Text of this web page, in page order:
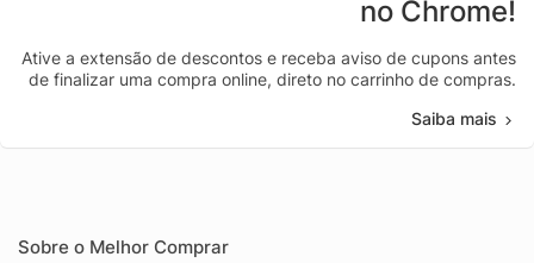
no Chrome!
Ative a extensão de descontos e receba aviso de cupons antes
de finalizar uma compra online, direto no carrinho de compras.
Saiba mais
Sobre o Melhor Comprar